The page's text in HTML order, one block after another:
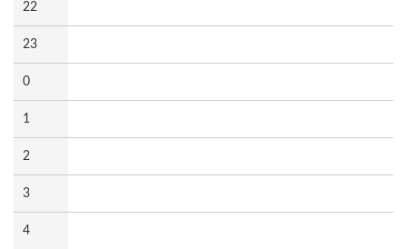
22
23
0
1
2
3
4